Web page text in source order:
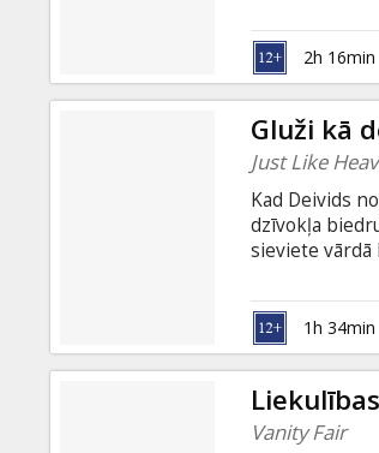
satika vienīgo
kas spēja2h 16min
Gluži kā
Just Like
Kad Deivids
dzīvokļa
sieviete vārdā
atslēgu
izteikt
dzīvoklī.
nokļūt "otrā
1h 34min
Vanity Fair